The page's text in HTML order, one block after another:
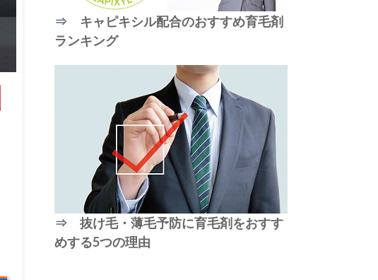
⇒ キャピキシル配合のおすすめ育毛剤
ランキング
⇒ 抜け毛・薄毛予防に育毛剤をおすす
めする5つの理由